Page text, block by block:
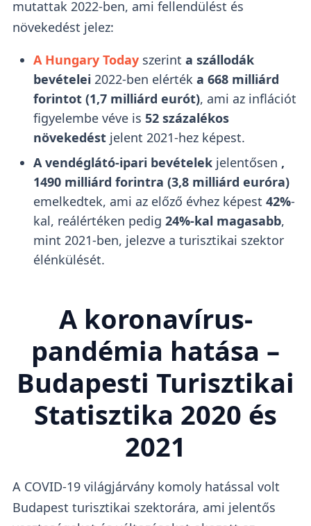
mutattak 2022-ben, ami fellendülést és
növekedést jelez:
A Hungary Todayszerint a szállodák
bevételei 2022-ben elérték a 668 milliárd
forintot (1,7 milliárd eurót), ami az inflációt
figyelembe véve is 52 százalékos
növekedéstjelent 2021-hez képest.
A vendéglátó-ipari bevételekjelentősen ,
1490 milliárd forintra (3,8 milliárd euróra)
emelkedtek, ami az előző évhez képest 42%-
kal, reálértéken pedig 24%-kal magasabb,
mint 2021-ben, jelezve a turisztikai szektor
élénkülését.
A koronavírus-
pandémia hatása –
Budapesti Turisztikai
Statisztika 2020 és
2021
A COVID-19 világjárvány komoly hatással volt
Budapest turisztikai szektorára, ami jelentős